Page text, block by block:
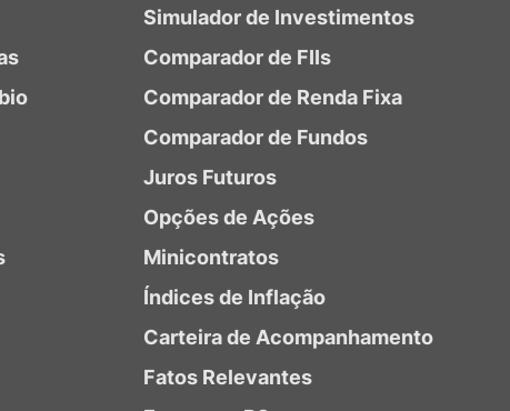
Simulador de Investimentos
Comparador de FIIs
Comparador de Renda Fixa
Comparador de Fundos
Juros Futuros
Opções de Ações
Minicontratos
Índices de Inflação
Carteira de Acompanhamento
Fatos Relevantes